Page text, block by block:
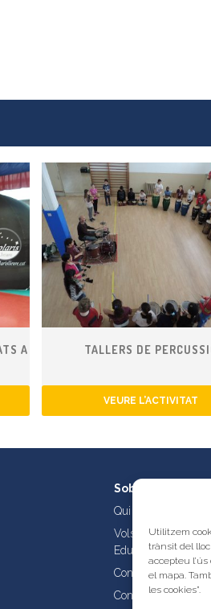
Utilitzem
trànsit del
accepteu
el mapa.
les cookies”.
A
TALLERS DE
VEURE L’ACTIVITAT
Sobre nosaltres
Qui som?
Vols publicar les
Educatives de
Condicions d’ús i
Contacta amb